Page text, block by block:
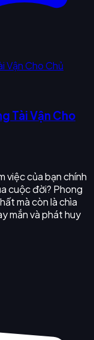
Tài Vận Cho
việc của bạn chính
cuộc đời? Phong
mà còn là chìa
mắn và phát huy